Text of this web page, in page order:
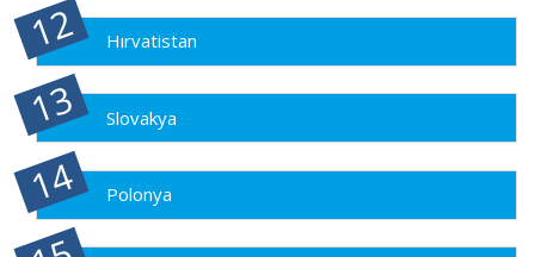
Hırvatistan
Slovakya
Polonya